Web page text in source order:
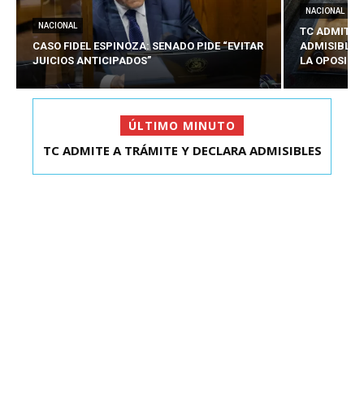
NACIONAL
CASO FIDEL ESPINOZA: SENADO PIDE “EVITAR
JUICIOS ANTICIPADOS”
NACIONAL
TC ADMITE
ADMISIBLES
LA
ÚLTIMO MINUTO
EXDIPUTADO LAVÍN SALIÓ DE CAPITÁN YÁBER
TC ADMITE A TRÁMITE Y DECLARA ADMISIBLES